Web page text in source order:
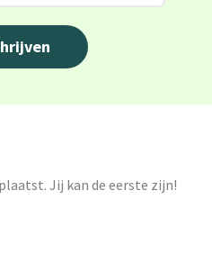
Jij kan de eerste zijn!